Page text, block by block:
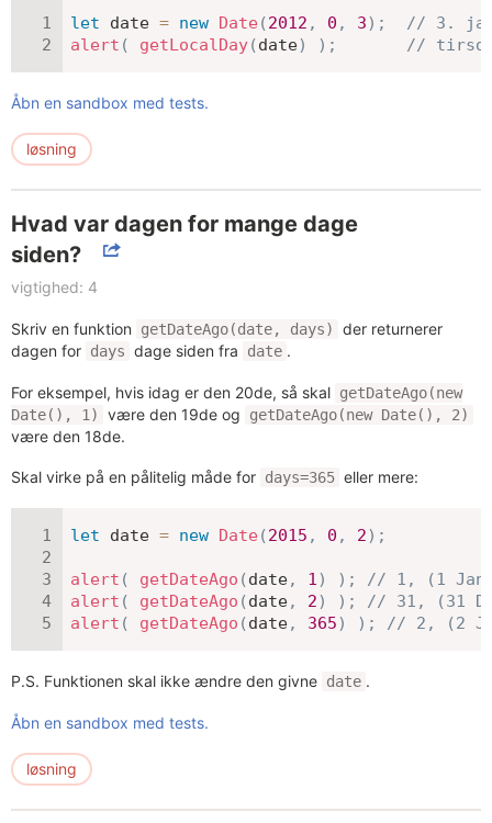
let date = new Date (2012 , 0 , 3) ;
// 3.
alert ( getLocalDay(date) ) ; //
Åbn en sandbox med tests.
løsning
Hvad var dagen for mange dage
siden?
vigtighed: 4
Skriv en funktion getDateAgo(date, days)
der returnerer
dagen for days dage siden fra date .
For eksempel, hvis idag er den 20de, så skal getDateAgo(new
Date(), 1)
være den 19de og getDateAgo(new Date(), 2)
være den 18de.
Skal virke på en pålitelig måde for days=365 eller mere:
let date = new Date (2015 , 0 , 2) ;
alert ( getDateAgo (date, 1) ) ;
// 1, (1 Jan
alert ( getDateAgo (date, 2) ) ;
// 31, (31
alert ( getDateAgo (date, 365) ) ; // 2, (2
P.S. Funktionen skal ikke ændre den givne date .
Åbn en sandbox med tests.
løsning